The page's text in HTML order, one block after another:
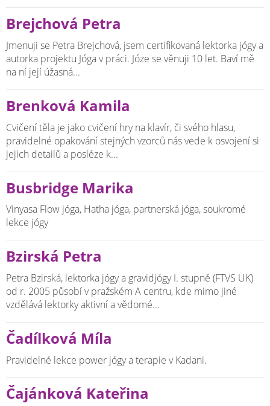
Brejchová Petra
Jmenuji se Petra Brejchová, jsem certifikovaná lektorka jógy a
autorka projektu Jóga v práci. Józe se věnuji 10 let. Baví mě
na ní její úžasná...
Brenková Kamila
Cvičení těla je jako cvičení hry na klavír, či svého hlasu,
pravidelné opakování stejných vzorců nás vede k osvojení si
jejich detailů a posléze k...
Busbridge Marika
Vinyasa Flow jóga, Hatha jóga, partnerská jóga, soukromé
lekce jógy
Bzirská Petra
Petra Bzirská, lektorka jógy a gravidjógy I. stupně (FTVS UK)
od r. 2005 působí v pražském A centru, kde mimo jiné
vzdělává lektorky aktivní a vědomé...
Čadílková Míla
Pravidelné lekce power jógy a terapie v Kadani.
Čajánková Kateřina